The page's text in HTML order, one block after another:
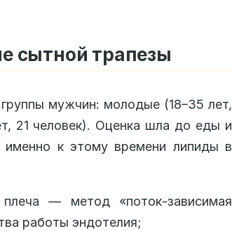
сытной трапезы
мужчин: молодые (18–35 лет,
21 человек). Оценка шла до еды и
к этому времени липиды в
— метод «поток‑зависимая
работы эндотелия;